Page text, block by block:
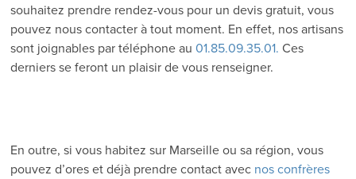
souhaitez prendre rendez-vous pour un devis gratuit, vous
pouvez nous contacter à tout moment. En effet, nos artisans
sont joignables par téléphone au01.85.09.35.01. Ces
derniers se feront un plaisir de vous renseigner.
En outre, si vous habitez sur Marseille ou sa région, vous
pouvez d’ores et déjà prendre contact avec nos confrères